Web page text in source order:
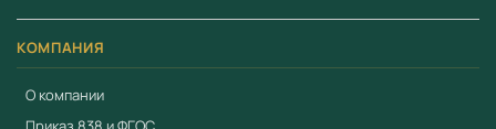
Наличие
возможности
использования в
качестве магнитной
Да
КОМПАНИЯ
О компании